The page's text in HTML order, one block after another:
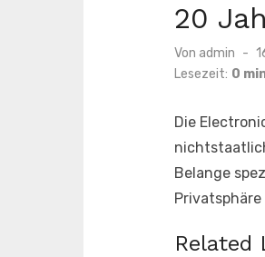
20
Von admin
Lesezeit: 0
Die
Belange
Related